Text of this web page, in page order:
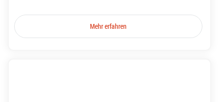
Mehr erfahren